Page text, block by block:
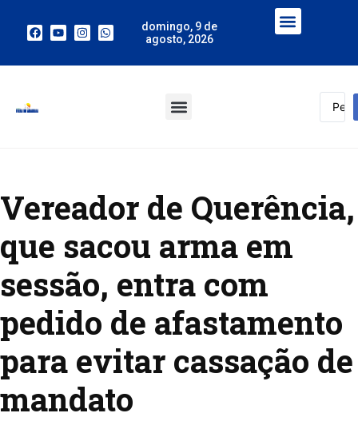
domingo, 9 de
agosto, 2026
Vereador de Querência,
que sacou arma em
sessão, entra com
pedido de afastamento
para evitar cassação de
mandato